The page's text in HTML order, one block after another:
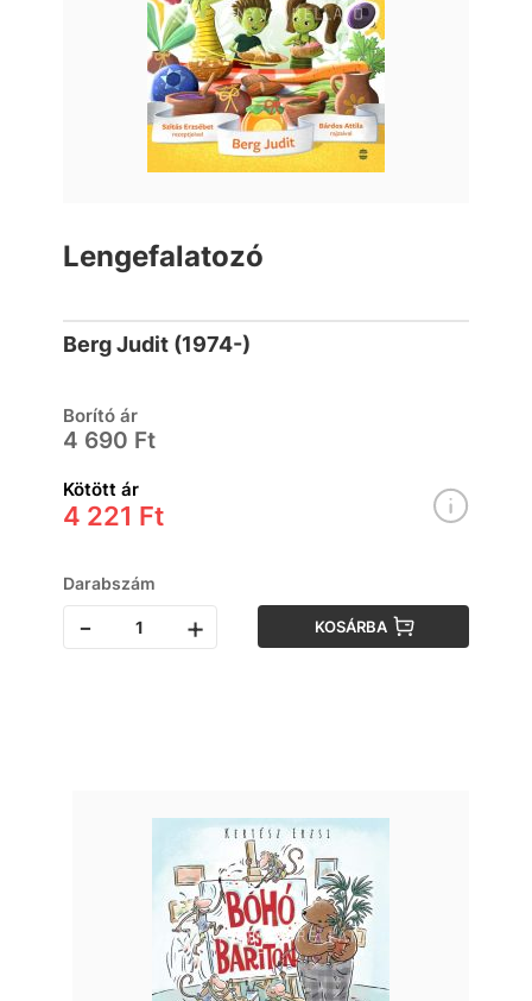
Lengefalatozó
Berg Judit (1974-)
Borító ár
4 690 Ft
Kötött ár
4 221 Ft
Darabszám
- + KOSÁRBA